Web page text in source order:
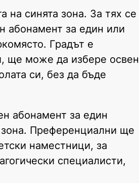
на синята зона. За тях се
абонамент за един или
Градът е
ще може да избере освен
си, без да бъде
абонамент за един
зона. Преференциални ще
наместници, за
специалисти,